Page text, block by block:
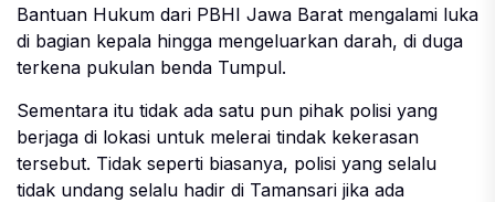
Bantuan Hukum dari PBHI Jawa Barat mengalami luka
di bagian kepala hingga mengeluarkan darah, di duga
terkena pukulan benda Tumpul.
Sementara itu tidak ada satu pun pihak polisi yang
berjaga di lokasi untuk melerai tindak kekerasan
tersebut. Tidak seperti biasanya, polisi yang selalu
tidak undang selalu hadir di Tamansari jika ada